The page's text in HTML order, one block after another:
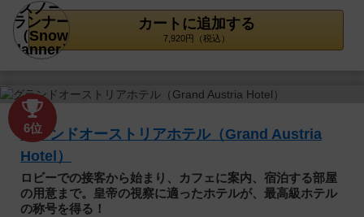
カートに追加する
7,920円（税込）
6位
グランドオーストリアホテル（Grand Austria
Hotel）
ロビーでの接客から始まり、カフェに案内、宿泊する部屋
の用意まで。皇帝の視察に適ったホテルが、最高級ホテル
の称号を得る！